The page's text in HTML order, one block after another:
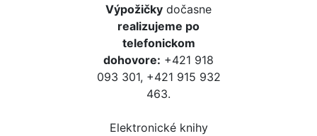
Výpožičky dočasne
realizujeme po
telefonickom
dohovore: +421 918
093 301, +421 915 932
463.
Elektronické knihy